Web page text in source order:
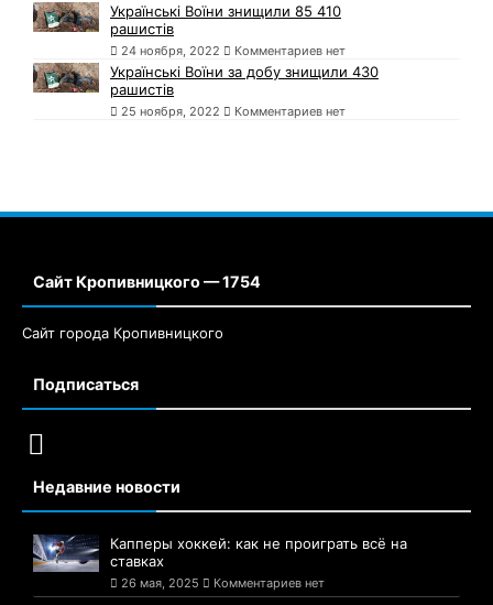
Українські Воїни знищили 85 410
рашистів
24 ноября, 2022 Комментариев нет
Українські Воїни за добу знищили 430
рашистів
25 ноября, 2022 Комментариев нет
Сайт Кропивницкого — 1754
Сайт города Кропивницкого
Подписаться
Недавние новости
Капперы хоккей: как не проиграть всё на
ставках
26 мая, 2025 Комментариев нет